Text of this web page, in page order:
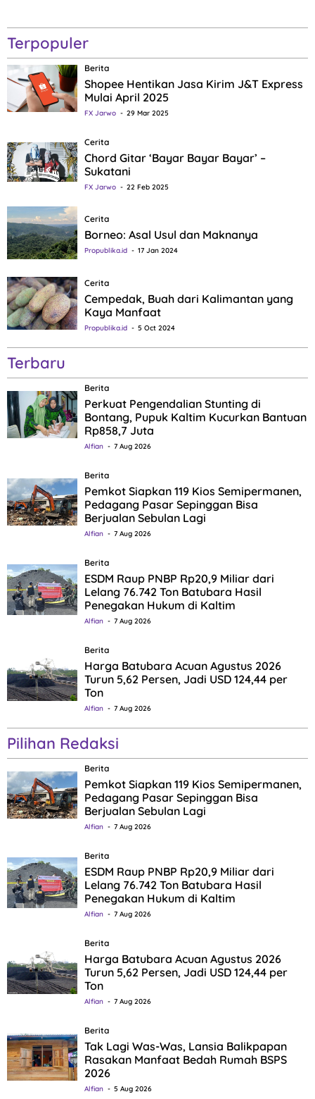
Terpopuler
Berita
Shopee Hentikan Jasa Kirim J&T Express
Mulai April 2025
FX Jarwo 29 Mar 2025
Cerita
Chord Gitar ‘Bayar Bayar Bayar’ –
Sukatani
FX Jarwo 22 Feb 2025
Cerita
Borneo: Asal Usul dan Maknanya
Propublika.id 17 Jan 2024
Cerita
Cempedak, Buah dari Kalimantan yang
Kaya Manfaat
Propublika.id 5 Oct 2024
Terbaru
Berita
Perkuat Pengendalian Stunting di
Bontang, Pupuk Kaltim Kucurkan Bantuan
Rp858,7 Juta
Alfian 7 Aug 2026
Berita
Pemkot Siapkan 119 Kios Semipermanen,
Pedagang Pasar Sepinggan Bisa
Berjualan Sebulan Lagi
Alfian 7 Aug 2026
Berita
ESDM Raup PNBP Rp20,9 Miliar dari
Lelang 76.742 Ton Batubara Hasil
Penegakan Hukum di Kaltim
Alfian 7 Aug 2026
Berita
Harga Batubara Acuan Agustus 2026
Turun 5,62 Persen, Jadi USD 124,44 per
Ton
Alfian 7 Aug 2026
Pilihan Redaksi
Berita
Pemkot Siapkan 119 Kios Semipermanen,
Pedagang Pasar Sepinggan Bisa
Berjualan Sebulan Lagi
Alfian 7 Aug 2026
Berita
ESDM Raup PNBP Rp20,9 Miliar dari
Lelang 76.742 Ton Batubara Hasil
Penegakan Hukum di Kaltim
Alfian 7 Aug 2026
Berita
Harga Batubara Acuan Agustus 2026
Turun 5,62 Persen, Jadi USD 124,44 per
Ton
Alfian 7 Aug 2026
Berita
Tak Lagi Was-Was, Lansia Balikpapan
Rasakan Manfaat Bedah Rumah BSPS
2026
Alfian 5 Aug 2026